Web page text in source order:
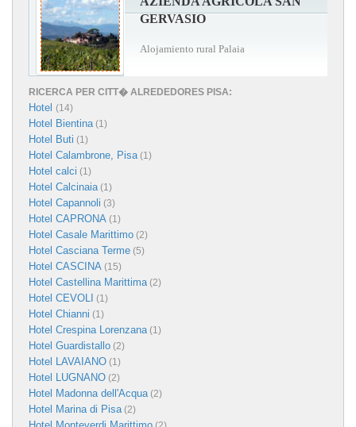
GERVASIO
Alojamiento rural Palaia
RICERCA PER CITT� ALREDEDORES PISA:
Hotel (14)
Hotel Bientina (1)
Hotel Buti (1)
Hotel Calambrone, Pisa (1)
Hotel calci (1)
Hotel Calcinaia (1)
Hotel Capannoli (3)
Hotel CAPRONA (1)
Hotel Casale Marittimo (2)
Hotel Casciana Terme (5)
Hotel CASCINA (15)
Hotel Castellina Marittima (2)
Hotel CEVOLI (1)
Hotel Chianni (1)
Hotel Crespina Lorenzana (1)
Hotel Guardistallo (2)
Hotel LAVAIANO (1)
Hotel LUGNANO (2)
Hotel Madonna dell'Acqua (2)
Hotel Marina di Pisa (2)